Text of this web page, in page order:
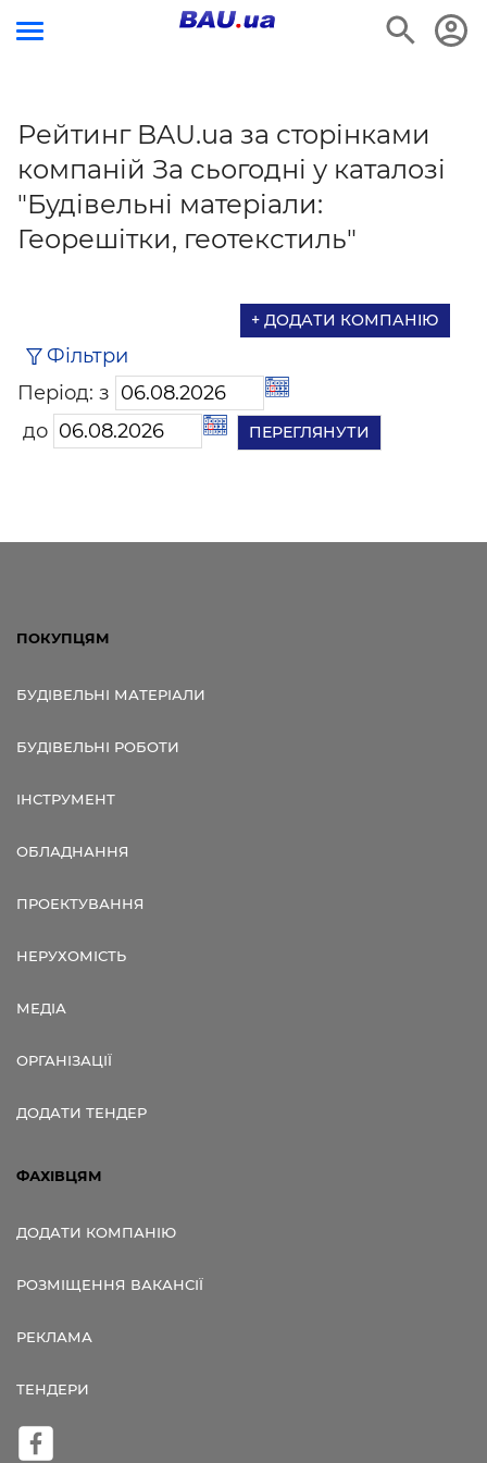
Рейтинг BAU.ua за сторінками
компаній За сьогодні у каталозі
"Будівельні матеріали:
Георешітки, геотекстиль"
+ ДОДАТИ КОМПАНІЮ
Фільтри
Період: з
до
ПОКУПЦЯМ
БУДІВЕЛЬНІ МАТЕРІАЛИ
БУДІВЕЛЬНІ РОБОТИ
ІНСТРУМЕНТ
ОБЛАДНАННЯ
ПРОЕКТУВАННЯ
НЕРУХОМІСТЬ
МЕДІА
ОРГАНІЗАЦІЇ
ДОДАТИ ТЕНДЕР
ФАХІВЦЯМ
ДОДАТИ КОМПАНІЮ
РОЗМІЩЕННЯ ВАКАНСІЇ
РЕКЛАМА
ТЕНДЕРИ